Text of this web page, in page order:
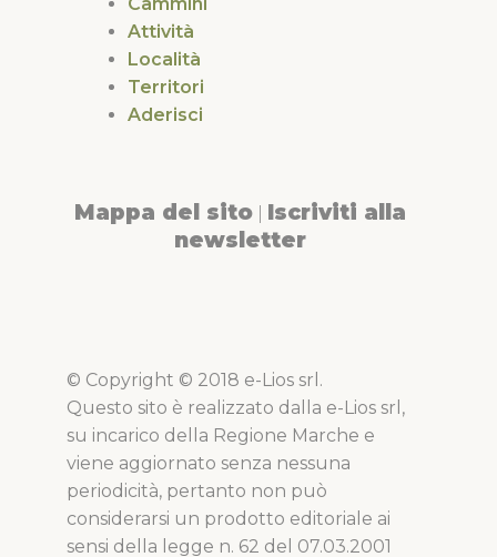
Cammini
Attività
Località
Territori
Aderisci
Mappa del sito Iscriviti alla
newsletter
© Copyright © 2018 e-Lios srl.
Questo sito è realizzato dalla e-Lios srl,
su incarico della Regione Marche e
viene aggiornato senza nessuna
periodicità, pertanto non può
considerarsi un prodotto editoriale ai
sensi della legge n. 62 del 07.03.2001